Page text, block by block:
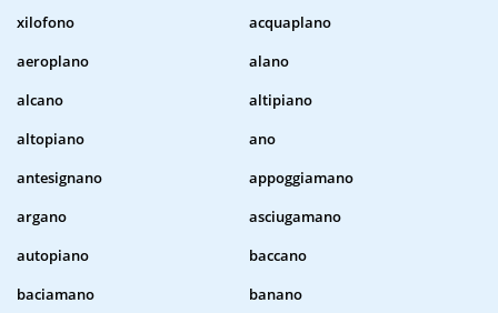
xilofono
acquaplano
aeroplano
alano
alcano
altipiano
altopiano
ano
antesignano
appoggiamano
argano
asciugamano
autopiano
baccano
baciamano
banano